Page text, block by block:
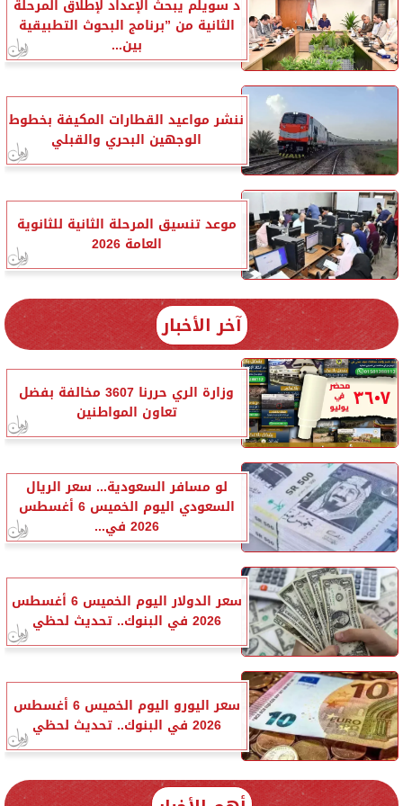
د سويلم يبحث الإعداد لإطلاق المرحلة
الثانية من ”برنامج البحوث التطبيقية
بين...
ننشر مواعيد القطارات المكيفة بخطوط
الوجهين البحري والقبلي
موعد تنسيق المرحلة الثانية للثانوية
العامة 2026
آخر الأخبار
وزارة الري حررنا 3607 مخالفة بفضل
تعاون المواطنين
لو مسافر السعودية... سعر الريال
السعودي اليوم الخميس 6 أغسطس
2026 في...
سعر الدولار اليوم الخميس 6 أغسطس
2026 في البنوك.. تحديث لحظي
سعر اليورو اليوم الخميس 6 أغسطس
2026 في البنوك.. تحديث لحظي